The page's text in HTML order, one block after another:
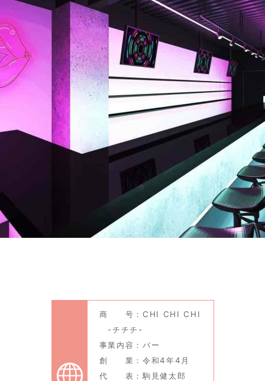
商 号：CHI CHI CHI
-チチチ-
事業内容：バー
創 業：令和4年4月
代 表：駒見健太郎